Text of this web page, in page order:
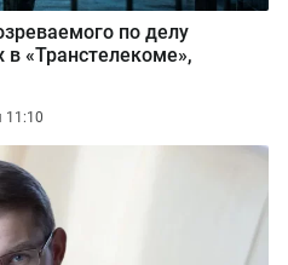
по делу
«Транстелекоме»,
11:10